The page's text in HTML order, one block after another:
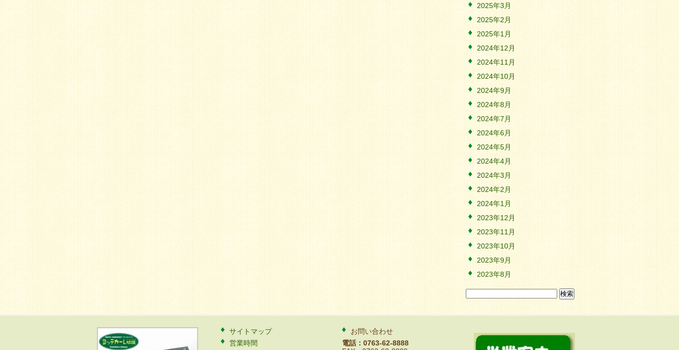
2025年3月
2025年2月
2025年1月
2024年12月
2024年11月
2024年10月
2024年9月
2024年8月
2024年7月
2024年6月
2024年5月
2024年4月
2024年3月
2024年2月
2024年1月
2023年12月
2023年11月
2023年10月
2023年9月
2023年8月
サイトマップ
営業時間
お問い合わせ
電話：0763-62-8888